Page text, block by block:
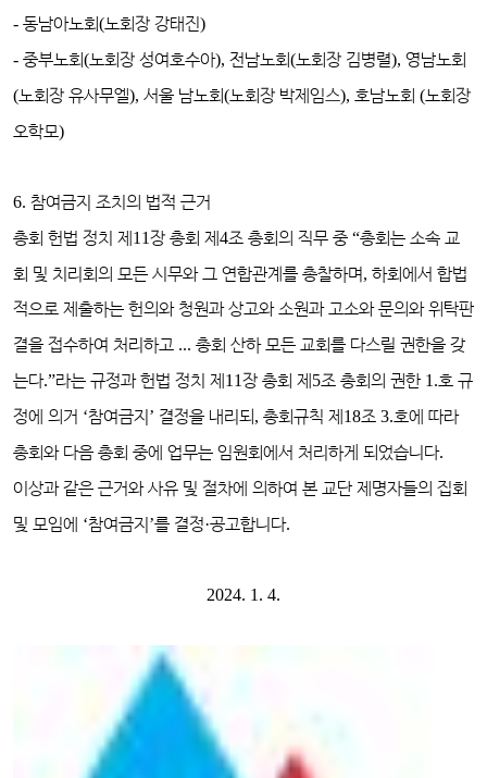
- 동남아노회(노회장 강태진)
- 중부노회(노회장 성여호수아), 전남노회(노회장 김병렬), 영남노회
(노회장 유사무엘), 서울 남노회(노회장 박제임스), 호남노회 (노회장
오학모)
6. 참여금지 조치의 법적 근거
총회 헌법 정치 제 11장 총회 제 4조 총회의 직무 중 “총회는 소속 교
회 및 치리회의 모든 시무와 그 연합관계를 총찰하며, 하회에서 합법
적으로 제출하는 헌의와 청원과 상고와 소원과 고소와 문의와 위탁판
결을 접수하여 처리하고 ... 총회 산하 모든 교회를 다스릴 권한을 갖
는다.”라는 규정과 헌법 정치 제 11장 총회 제 5조 총회의 권한 1.호 규
정에 의거 ‘참여금지 ’ 결정을 내리되 , 총회규칙 제 18조 3.호에 따라
총회와 다음 총회 중에 업무는 임원회에서 처리하게 되었습니다.
이상과 같은 근거와 사유 및 절차에 의하여 본 교단 제명자들의 집회
및 모임에 ‘참여금지 ’를 결정·공고합니다.
2024. 1. 4.